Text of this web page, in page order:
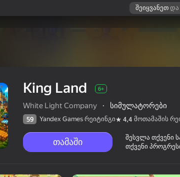
შეიყვანეთ და
King Land 6+
White Light Company · სიმულატორები
59 Yandex Games რეიტინგი 4,4 მოთამაშის
თამაში
შესვლა თქვენი
თქვენი